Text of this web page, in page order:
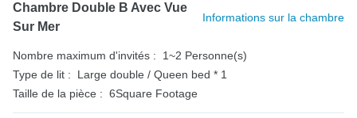
Chambre Double B Avec Vue
Sur Mer
Informations sur la chambre
Nombre maximum d'invités :
1~2 Personne(s)
Type de lit :
Large double / Queen bed * 1
Taille de la pièce : 6Square Footage